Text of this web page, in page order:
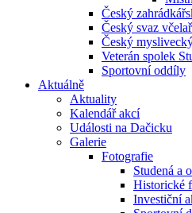
Český
Český svaz
Český
Veterán spolek
Sportovní oddíly
Aktuálně
Aktuality
Kalendář akcí
Události na Dačicku
Galerie
Fotografie
Studená a
Historické
Investiční